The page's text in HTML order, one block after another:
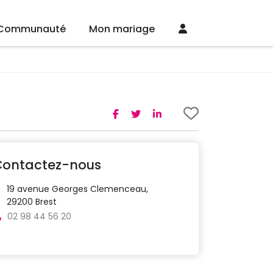
Mon mariage
nous
19 avenue Georges Clemenceau,
29200 Brest
02 98 44 56 20